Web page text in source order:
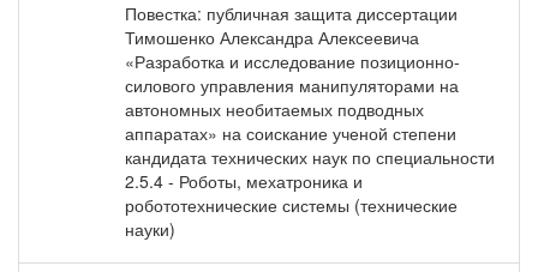
Повестка: публичная защита диссертации
Тимошенко Александра Алексеевича
«Разработка и исследование позиционно-
силового управления манипуляторами на
автономных необитаемых подводных
аппаратах» на соискание ученой степени
кандидата технических наук по специальности
2.5.4 - Роботы, мехатроника и
робототехнические системы (технические
науки)